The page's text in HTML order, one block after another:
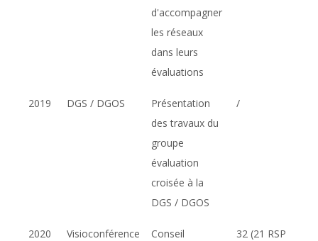
d'accompagner
les réseaux
dans leurs
évaluations
2019 DGS / DGOS
Présentation
des travaux du
groupe
évaluation
croisée à la
DGS / DGOS
/
2020 Visioconférence
Conseil
32 (21 RSP